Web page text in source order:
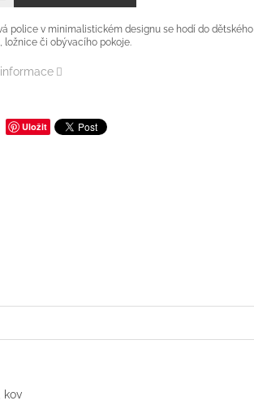
police v minimalistickém designu se hodí do dětského
ložnice či obývacího pokoje.
Uložit
kov